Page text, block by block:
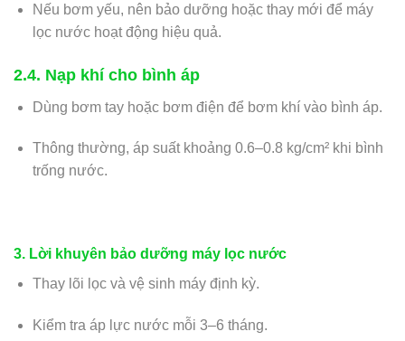
Nếu bơm yếu, nên bảo dưỡng hoặc thay mới để máy
lọc nước hoạt động hiệu quả.
2.4. Nạp khí cho bình áp
Dùng bơm tay hoặc bơm điện để bơm khí vào bình áp.
Thông thường, áp suất khoảng 0.6–0.8 kg/cm² khi bình
trống nước.
3. Lời khuyên bảo dưỡng máy lọc nước
Thay lõi lọc và vệ sinh máy định kỳ.
Kiểm tra áp lực nước mỗi 3–6 tháng.